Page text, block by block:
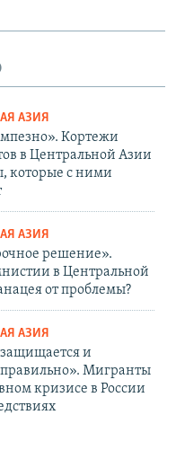
АЗИЯ
Кортежи
в Центральной Азии
которые с ними
АЗИЯ
решение».
в Центральной
от проблемы?
АЗИЯ
и
правильно». Мигранты
кризисе в России